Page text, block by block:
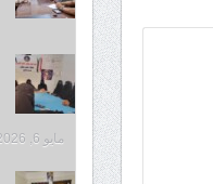
مايو 6, 2026